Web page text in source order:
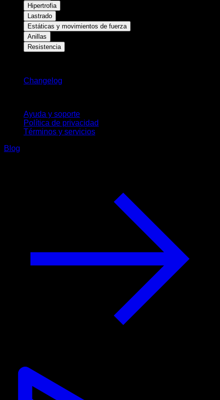
Hipertrofia
Lastrado
Estáticas y movimientos de fuerza
Anillas
Resistencia
Changelog
Ayuda y soporte
Política de privacidad
Términos y servicios
Blog